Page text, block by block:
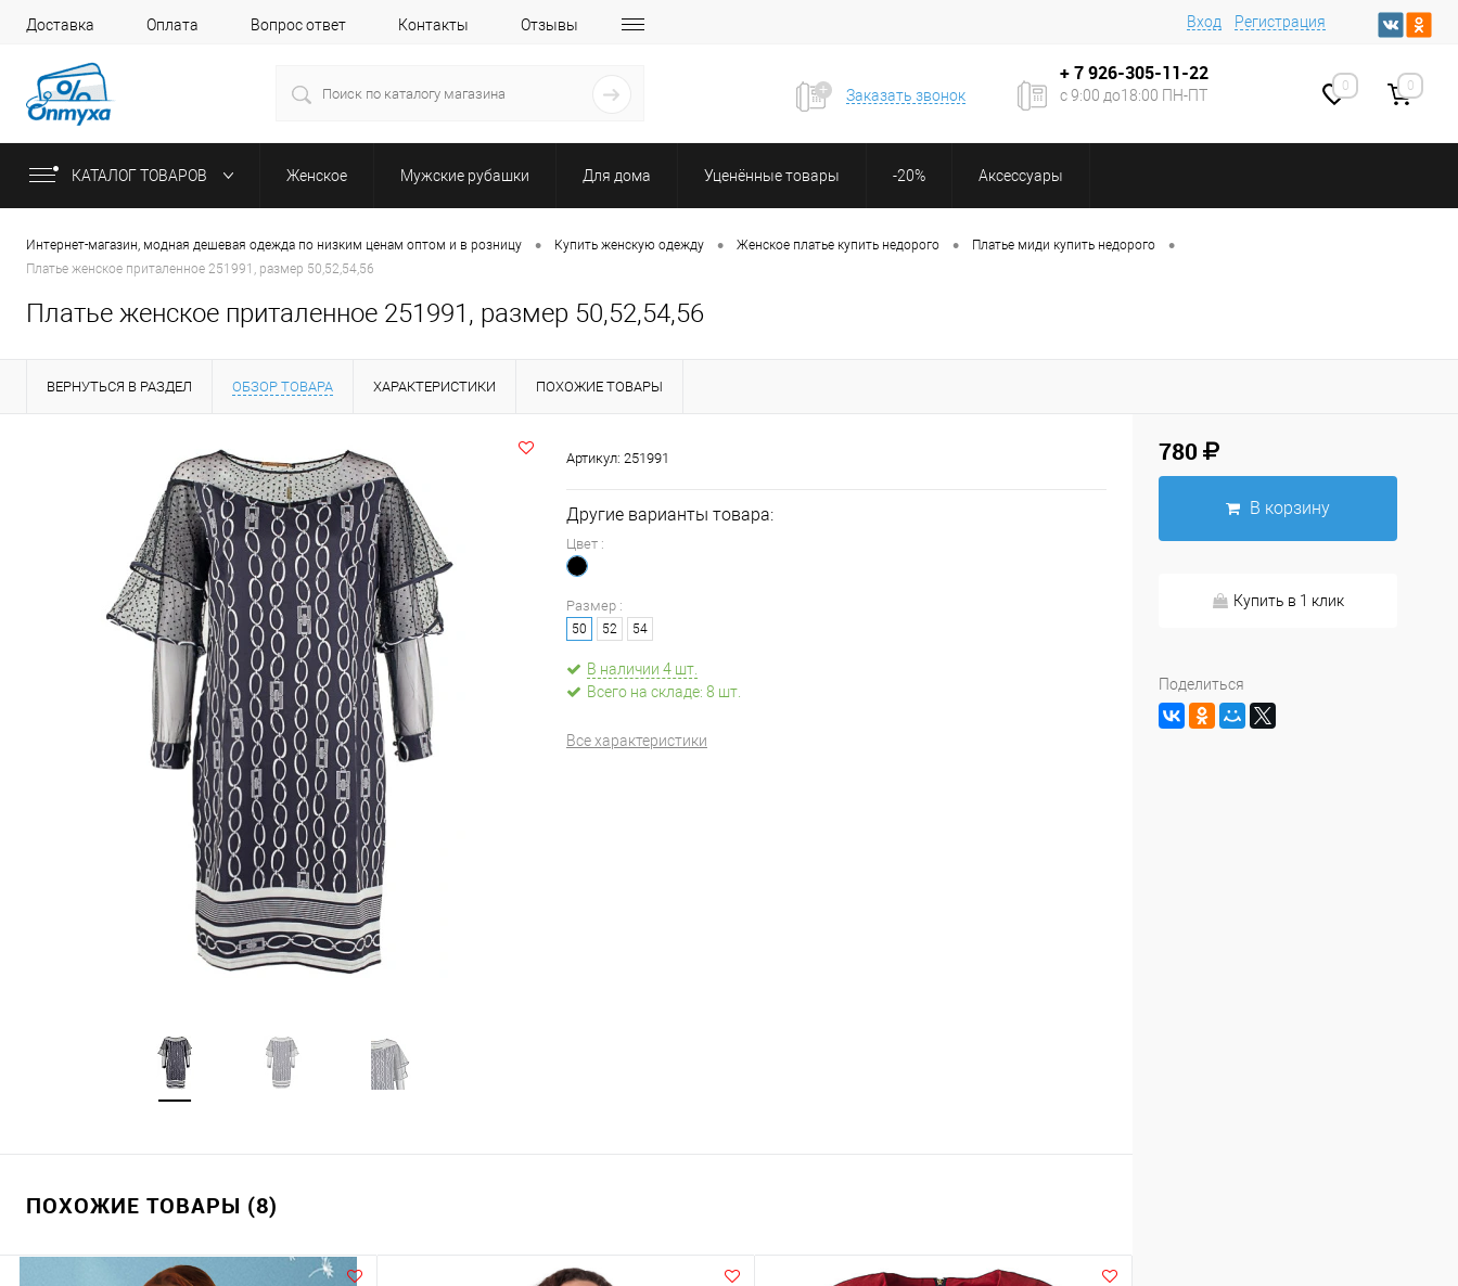
Доставка Оплата Вопрос ответ Контакты Отзывы Вход Регистрация
Заказать звонок
+ 7926-305-11-22
с 9:00 до18:00 ПН-ПТ
0 0
КАТАЛОГ ТОВАРОВ Женское Мужские рубашки Для дома Уценённые товары -20% Аксессуары
Интернет-магазин, модная дешевая одежда по низким ценам оптом и в розницу • Купить женскую одежду • Женское платье купить недорого • Платье миди купить недорого •
Платье женское приталенное 251991, размер 50,52,54,56
Платье женское приталенное 251991, размер 50,52,54,56
ВЕРНУТЬСЯ В РАЗДЕЛ ОБЗОР ТОВАРА ХАРАКТЕРИСТИКИ ПОХОЖИЕ ТОВАРЫ
Артикул: 251991
Другие варианты товара:
Цвет :
Размер :
50 52 54
В наличии 4 шт.
Всего на складе: 8 шт.
Все характеристики
ПОХОЖИЕ ТОВАРЫ (8)
780
В корзину
Купить в 1 клик
Поделиться